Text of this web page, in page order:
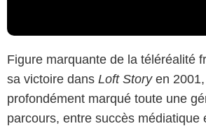
Figure marquante de la téléréalité
sa victoire dans Loft Storyen 2001,
profondément marqué toute une
parcours, entre succès médiatique